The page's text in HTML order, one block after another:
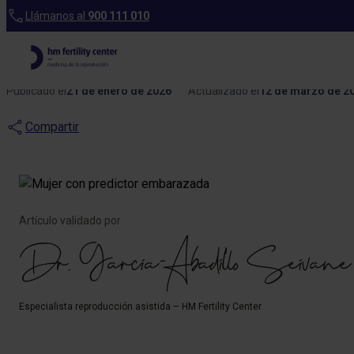
Llámanos al 900 111 010
Blog
Embarazo
Publicado el21 de enero de 2026 Actualizado el 12 de marzo de
Compartir
Artículo validado por
Dr. García-Abadillo Seivane
Especialista reproducción asistida – HM Fertility Center